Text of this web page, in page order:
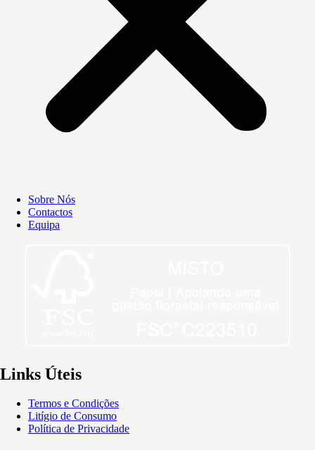
Sobre Nós
Contactos
Equipa
Links Úteis
Termos e Condições
Litígio de Consumo
Política de Privacidade